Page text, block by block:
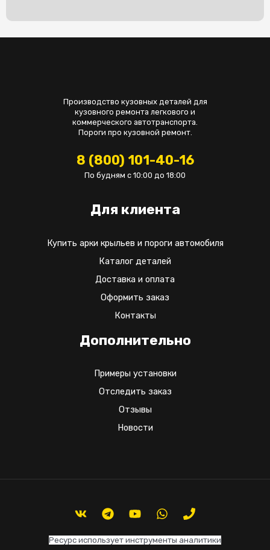
Производство кузовных деталей для
кузовного ремонта легкового и
коммерческого автотранспорта.
Пороги про кузовной ремонт.
8 (800) 101-40-16
По будням с 10:00 до 18:00
Для клиента
Купить арки крыльев и пороги автомобиля
Каталог деталей
Доставка и оплата
Оформить заказ
Контакты
Дополнительно
Примеры установки
Отследить заказ
Отзывы
Новости
Ресурс использует инструменты аналитики